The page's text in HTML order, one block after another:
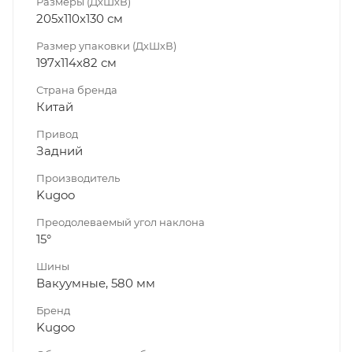
205x110x130 см
Размер упаковки (ДхШхВ)
197x114x82 см
Страна бренда
Китай
Привод
Задний
Производитель
Kugoo
Преодолеваемый угол наклона
15°
Шины
Вакуумные, 580 мм
Бренд
Kugoo